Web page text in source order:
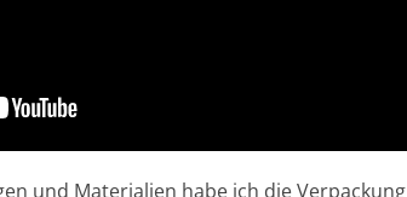
und Materialien habe ich die Verpackung